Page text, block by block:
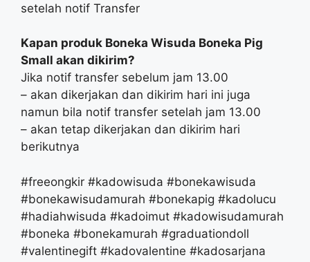
setelah notif Transfer
Kapan produk Boneka Wisuda Boneka Pig
Small akan dikirim?
Jika notif transfer sebelum jam 13.00
– akan dikerjakan dan dikirim hari ini juga
namun bila notif transfer setelah jam 13.00
– akan tetap dikerjakan dan dikirim hari
berikutnya
#freeongkir #kadowisuda #bonekawisuda
#bonekawisudamurah #bonekapig #kadolucu
#hadiahwisuda #kadoimut #kadowisudamurah
#boneka #bonekamurah #graduationdoll
#valentinegift #kadovalentine #kadosarjana